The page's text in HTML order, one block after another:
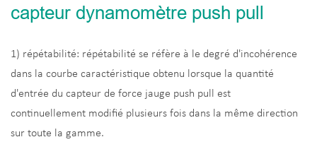
capteur dynamomètre push pull
1) répétabilité: répétabilité se réfère à le degré d'incohérence
dans la courbe caractéristique obtenu lorsque la quantité
d'entrée du capteur de force jauge push pull est
continuellement modifié plusieurs fois dans la même direction
sur toute la gamme.